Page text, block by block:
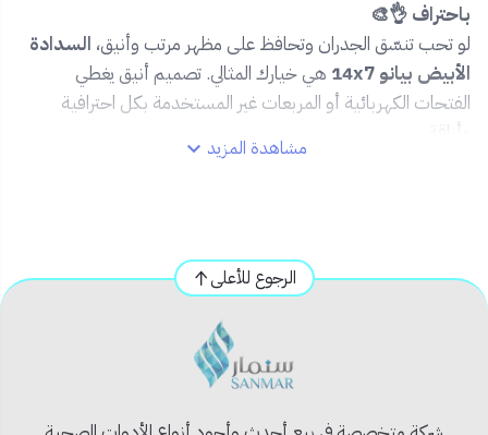
باحتراف 👌🎨
لو تحب تنسّق الجدران وتحافظ على مظهر مرتب وأنيق، السدادة
الأبيض بيانو 14x7
هي خيارك المثالي. تصميم أنيق يغطي
الفتحات الكهربائية أو المربعات غير المستخدمة بكل احترافية
وأناقة.
🧱 مقاس 14x7 يناسب التغطية الواسعة للمفاتيح أو
🛡️ مصنع من خامات مقاومة للخدش والتغيرات اللونية.
🛠️ سهل التثبيت والتركيب، دون الحاجة لأدوات معقدة.
مرتبة.
مشاهدة المزيد
الرجوع للأعلى